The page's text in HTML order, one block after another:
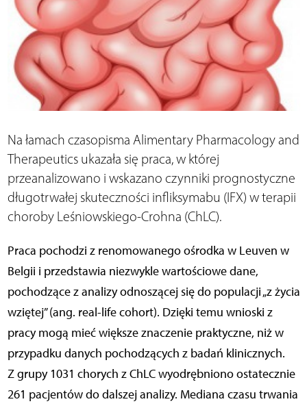
Na łamach czasopisma Alimentary Pharmacology and
Therapeutics ukazała się praca, w której
przeanalizowano i wskazano czynniki prognostyczne
długotrwałej skuteczności infliksymabu (IFX) w terapii
choroby Leśniowskiego-Crohna (ChLC).
Praca pochodzi z renomowanego ośrodka w Leuven w
Belgii i przedstawia niezwykle wartościowe dane,
pochodzące z analizy odnoszącej się do populacji „z życia
wziętej” (ang. real-life cohort). Dzięki temu wnioski z
pracy mogą mieć większe znaczenie praktyczne, niż w
przypadku danych pochodzących z badań klinicznych.
Z grupy 1031 chorych z ChLC wyodrębniono ostatecznie
261 pacjentów do dalszej analizy. Mediana czasu trwania